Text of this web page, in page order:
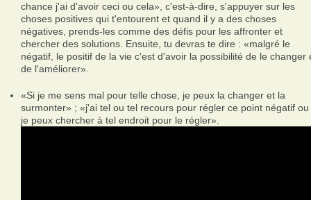
chance j'ai d'avoir ceci ou cela», c'est-à-dire, s'appuyer sur les
choses positives qui t'entourent et quand il y a des choses
négatives, prends-les comme des défis pour les affronter et
chercher des solutions. Ensuite, tu devras te dire : «malgré le
négatif, le positif de la vie c'est d'avoir la possibilité de le changer
de l'améliorer».
«Si je me sens mal pour telle chose, je peux la changer et la
surmonter» ; «j'ai tel ou tel recours pour régler ce point négatif ou
je peux chercher à tel endroit pour le régler».